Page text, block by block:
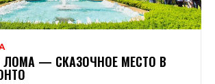
ЛОМА — СКАЗОЧНОЕ МЕСТО В